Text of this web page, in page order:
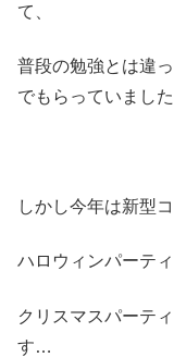
て、
普段の勉強とは違
でもらっていました
しかし今年は新型
ハロウィンパーテ
クリスマスパーテ
す…